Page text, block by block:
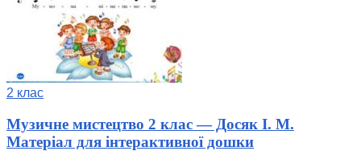
2 клас
Музичне мистецтво 2 клас — Досяк І. М.
Матеріал для інтерактивної дошки